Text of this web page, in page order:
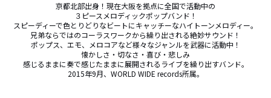
京都北部出身！現在大阪を拠点に全国で活動中の
３ピースメロディックポップバンド！
スピーディーで色とりどりなビートにキャッチーなハイトーンメロディー。
兄弟ならではのコーラスワークから繰り出される絶妙サウンド！
ポップス、エモ、メロコアなど様々なジャンルを武器に活動中！
懐かしさ・切なさ・喜び・悲しみ
感じるままに奏で感じたままに展開されるライブを繰り出すバンド。
2015年9月、WORLD WIDE records所属。